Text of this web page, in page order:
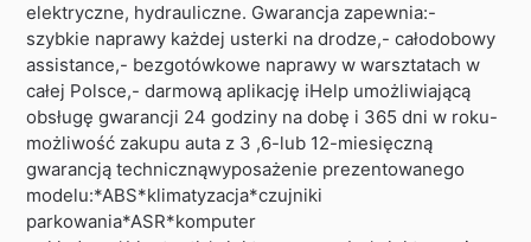
elektryczne, hydrauliczne. Gwarancja zapewnia:-
szybkie naprawy każdej usterki na drodze,- całodobowy
assistance,- bezgotówkowe naprawy w warsztatach w
całej Polsce,- darmową aplikację iHelp umożliwiającą
obsługę gwarancji 24 godziny na dobę i 365 dni w roku-
możliwość zakupu auta z 3 ,6-lub 12-miesięczną
gwarancją technicznąwyposażenie prezentowanego
modelu:*ABS*klimatyzacja*czujniki
parkowania*ASR*komputer